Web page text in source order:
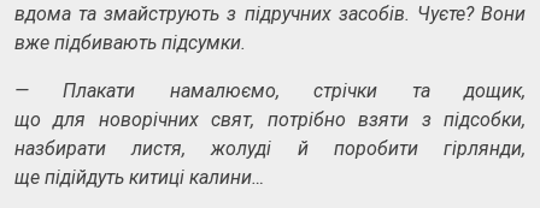
вдома та змайструють з підручних засобів. Чуєте? Вони
вже підбивають підсумки.
—Плакати намалюємо, стрічки та дощик,
що для новорічних свят, потрібно взяти з підсобки,
назбирати листя, жолуді й поробити гірлянди,
ще підійдуть китиці калини…